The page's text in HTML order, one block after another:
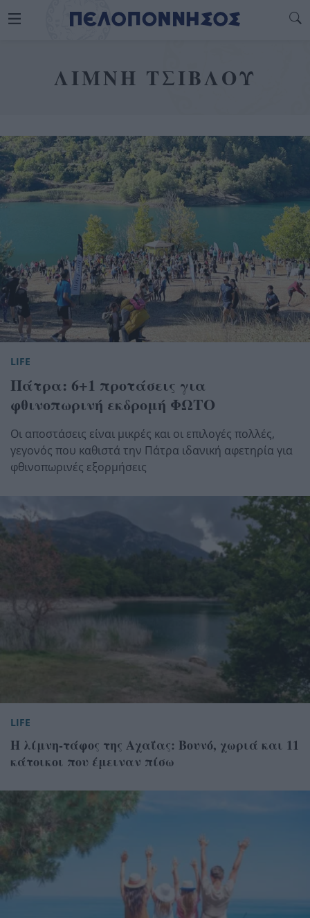
ΛΙΜΝΗ ΤΣΙΒΛΟΥ
LIFE
Πάτρα: 6+1 προτάσεις για
φθινοπωρινή εκδρομή ΦΩΤΟ
Οι αποστάσεις είναι μικρές και οι επιλογές πολλές,
γεγονός που καθιστά την Πάτρα ιδανική αφετηρία για
φθινοπωρινές εξορμήσεις
LIFE
Η λίμνη-τάφος της Αχαΐας: Βουνό, χωριά και 11
κάτοικοι που έμειναν πίσω